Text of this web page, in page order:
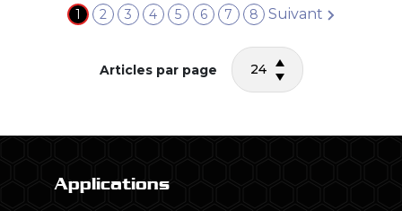
1 2 3 4 5 6 7 8 Suivant
Articles par page 24
Applications